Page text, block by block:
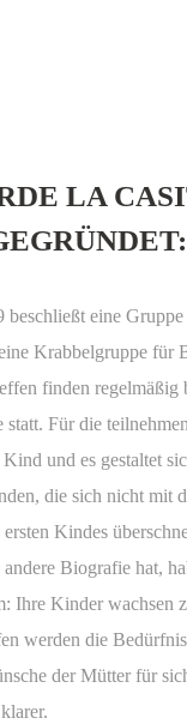
LA
beschließt eine
Krabbelgruppe für
finden regelmäßig
statt. Für die
Kind und es gestaltet
die sich nicht mit
Kindes
Biografie hat,
Ihre Kinder wachsen
werden die
der Mütter für